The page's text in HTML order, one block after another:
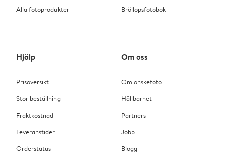
Alla fotoprodukter
Bröllopsfotobok
Hjälp
Prisöversikt
Stor beställning
Fraktkostnad
Leveranstider
Orderstatus
Om oss
Om önskefoto
Hållbarhet
Partners
Jobb
Blogg